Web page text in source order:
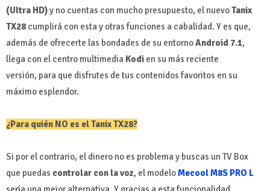
(Ultra HD)y no cuentas con mucho presupuesto, el nuevoTanix
TX28 cumplirá con esta y otras funciones a cabalidad. Y es que,
además de ofrecerte las bondades de su entornoAndroid 7.1,
llega con el centro multimedia Kodi en su más reciente
versión, para que disfrutes de tus contenidos favoritos en su
máximo esplendor.
¿Para quién NO es el Tanix TX28?
Si por el contrario, el dinero no es problema y buscas un TV Box
que puedas controlar con la voz, el modeloMecool M8S PRO L